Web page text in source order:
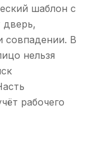
шаблон с
дверь,
совпадении. В
нельзя
рабочего